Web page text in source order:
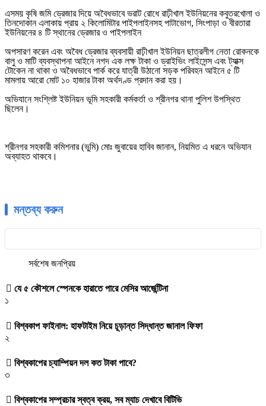
এসময় কৃষি জমি ড্রেজার দিয়ে অবৈধভাবে ভরাট রোধে রাঢ়ীখাল ইউনিয়নের কবুতরখোলা ও
তিনদোকান এলাকায় প্রায় ২ কিলোমিটার পাইপলাইনসহ পাটাভোগ, সিংপাড়া ও বীরতারা
ইউনিয়নের ৪ টি স্থানের ড্রেজার ও পাইপলাইন
অপসারণ করেন এবং অবৈধ ড্রেজার ব্যবসায়ী রাঢ়ীখাল ইউনিয়ন ছাত্রলীগ নেতা রোকনকে
বালু ও মাটি ব্যবস্থাপনা আইনে নগদ এক লক্ষ টাকা ও ড্রাইভিং লাইসেন্স এবং ট্যাক্স
টোকেন না থাকা ও অবৈধভাবে পার্ক করে যাত্রী উঠানো সড়ক পরিবহন আইনে ৫ টি
মামলায় আরো মোট ১০ হাজার টাকা অর্থদণ্ড প্রদান করা হয়।
অভিযানে সংশ্লিষ্ট ইউনিয়ন ভূমি সহকারী কর্মকর্তা ও শ্রীনগর থানা পুলিশ উপস্থিত
ছিলেন।
শ্রীনগর সহকারী কমিশনার (ভুমি) মোঃ জুবায়ের হাবিব জানান, নিয়মিত এ ধরনে অভিযান
অব্যাহত থাকবে।
মন্তব্য করুন
সর্বশেষ জনপ্রিয়
যে ৫ কৌশলে স্পেনকে হারাতে পারে মেসির আর্জেন্টিনা
১
বিশ্বকাপ ফাইনাল: হাফটাইম নিয়ে চূড়ান্ত সিদ্ধান্ত জানাল ফিফা
২
বিশ্বকাপের চ্যাম্পিয়ন দল কত টাকা পাবে?
৩
বিশ্বকাপের সম্প্রচার স্বত্ব ক্রয়, সব ম্যাচ দেখাবে বিটিভি